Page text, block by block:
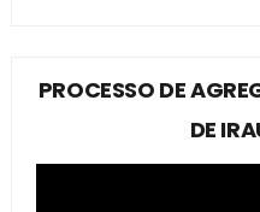
PROCESSO DE
DE